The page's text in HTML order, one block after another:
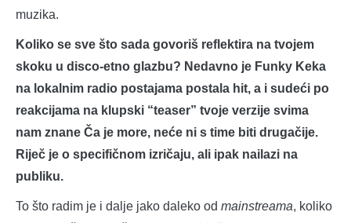
muzika.
Koliko se sve što sada govoriš reflektira na tvojem
skoku u disco-etno glazbu? Nedavno je Funky Keka
na lokalnim radio postajama postala hit, a i sudeći po
reakcijama na klupski “teaser” tvoje verzije svima
nam znane Ča je more, neće ni s time biti drugačije.
Riječ je o specifičnom izričaju, ali ipak nailazi na
publiku.
To što radim je i dalje jako daleko od mainstreama, koliko